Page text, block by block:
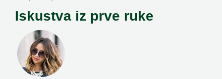
Iskustva iz prve ruke